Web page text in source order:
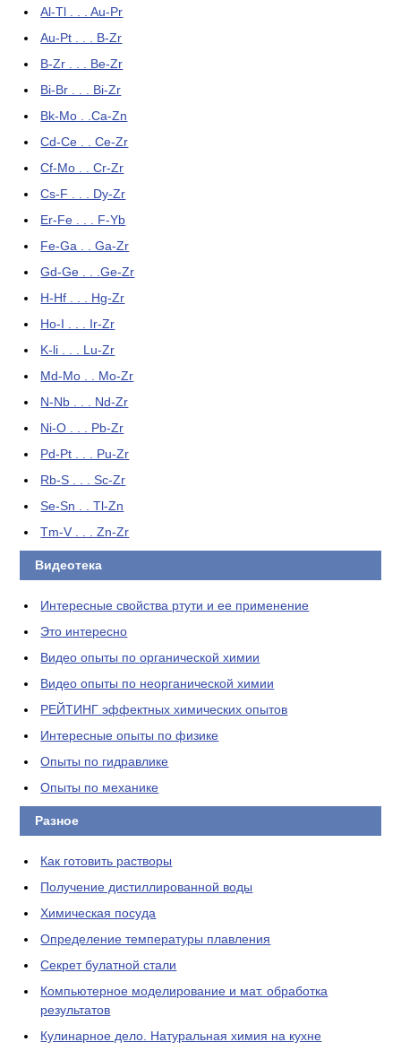
Al-Tl . . . Au-Pr
Au-Pt . . . B-Zr
B-Zr . . . Be-Zr
Bi-Br . . . Bi-Zr
Bk-Mo . .Ca-Zn
Cd-Ce . . Ce-Zr
Cf-Mo . . Cr-Zr
Cs-F . . . Dy-Zr
Er-Fe . . . F-Yb
Fe-Ga . . Ga-Zr
Gd-Ge . . .Ge-Zr
H-Hf . . . Hg-Zr
Ho-I . . . Ir-Zr
K-li . . . Lu-Zr
Md-Mo . . Mo-Zr
N-Nb . . . Nd-Zr
Ni-O . . . Pb-Zr
Pd-Pt . . . Pu-Zr
Rb-S . . . Sc-Zr
Se-Sn . . Tl-Zn
Tm-V . . . Zn-Zr
Видеотека
Интересные свойства ртути и ее применение
Это интересно
Видео опыты по органической химии
Видео опыты по неорганической химии
РЕЙТИНГ эффектных химических опытов
Интересные опыты по физике
Опыты по гидравлике
Опыты по механике
Разное
Как готовить растворы
Получение дистиллированной воды
Химическая посуда
Определение температуры плавления
Секрет булатной стали
Компьютерное моделирование и мат. обработка
результатов
Кулинарное дело. Натуральная химия на кухне